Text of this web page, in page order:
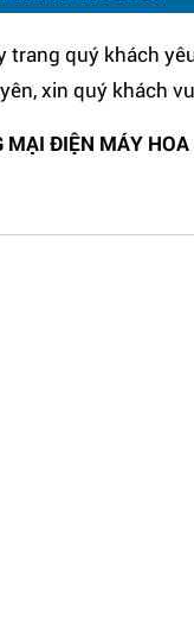
quý khách
xin quý khách
MẠI ĐIỆN MÁY